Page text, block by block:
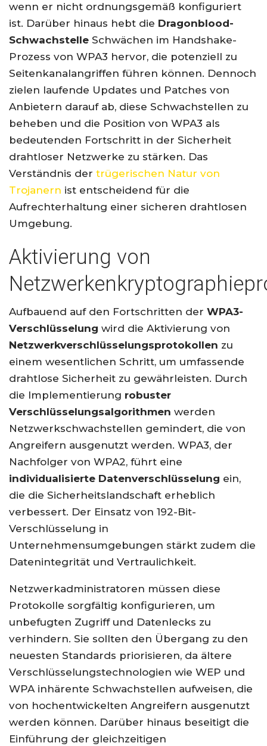
wenn er nicht ordnungsgemäß konfiguriert
ist. Darüber hinaus hebt die Dragonblood-
Schwachstelle Schwächen im Handshake-
Prozess von WPA3 hervor, die potenziell zu
Seitenkanalangriffen führen können. Dennoch
zielen laufende Updates und Patches von
Anbietern darauf ab, diese Schwachstellen zu
beheben und die Position von WPA3 als
bedeutenden Fortschritt in der Sicherheit
drahtloser Netzwerke zu stärken. Das
Verständnis der trügerischen Natur von
Trojanern ist entscheidend für die
Aufrechterhaltung einer sicheren drahtlosen
Umgebung.
Aktivierung von
Aufbauend auf den Fortschritten der WPA3-
Verschlüsselung wird die Aktivierung von
Netzwerkverschlüsselungsprotokollen zu
einem wesentlichen Schritt, um umfassende
drahtlose Sicherheit zu gewährleisten. Durch
die Implementierung robuster
Verschlüsselungsalgorithmen werden
Netzwerkschwachstellen gemindert, die von
Angreifern ausgenutzt werden. WPA3, der
Nachfolger von WPA2, führt eine
individualisierte Datenverschlüsselung ein,
die die Sicherheitslandschaft erheblich
verbessert. Der Einsatz von 192-Bit-
Verschlüsselung in
Unternehmensumgebungen stärkt zudem die
Datenintegrität und Vertraulichkeit.
Netzwerkadministratoren müssen diese
Protokolle sorgfältig konfigurieren, um
unbefugten Zugriff und Datenlecks zu
verhindern. Sie sollten den Übergang zu den
neuesten Standards priorisieren, da ältere
Verschlüsselungstechnologien wie WEP und
WPA inhärente Schwachstellen aufweisen, die
von hochentwickelten Angreifern ausgenutzt
werden können. Darüber hinaus beseitigt die
Einführung der gleichzeitigen